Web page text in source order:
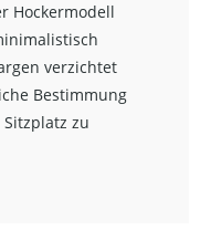
Hockermodell
verzichtet
Bestimmung
zu